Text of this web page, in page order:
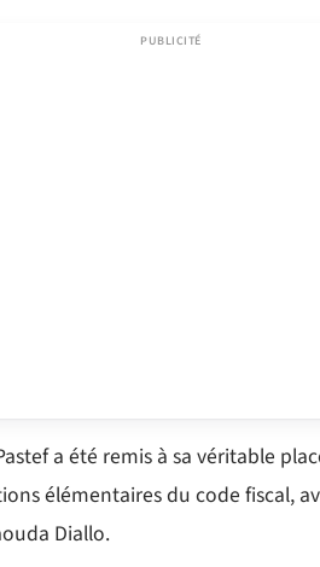
a été remis à sa véritable
élémentaires du code fiscal,
Diallo.